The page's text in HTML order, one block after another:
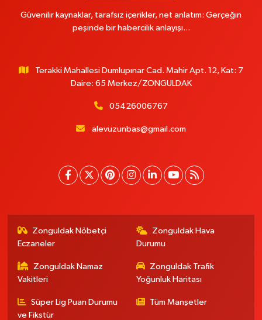
Güvenilir kaynaklar, tarafsız içerikler, net anlatım: Gerçeğin
peşinde bir habercilik anlayışı...
Terakki Mahallesi Dumlupınar Cad. Mahir Apt. 12, Kat: 7
Daire: 65 Merkez/ZONGULDAK
05426006767
alevuzunbas@gmail.com
Zonguldak Nöbetçi
Eczaneler
Zonguldak Hava
Durumu
Zonguldak Namaz
Vakitleri
Zonguldak Trafik
Yoğunluk Haritası
Süper Lig Puan Durumu
ve Fikstür
Tüm Manşetler